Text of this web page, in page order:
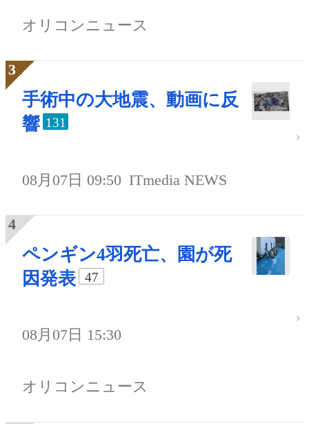
オリコンニュース
手術中の大地震、動画に反
響 131
08月07日 09:50 ITmedia NEWS
ペンギン4羽死亡、園が死
因発表
47
08月07日 15:30
オリコンニュース